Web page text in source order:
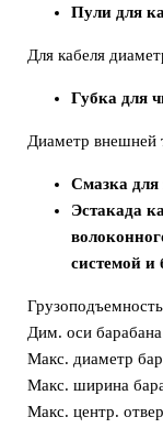
Пули для
Для кабеля
Губка для
Диаметр
Смазка
Эстакада
системой и
Дим. оси
Макс. диаметр
Макс. ширина
Макс. центр.